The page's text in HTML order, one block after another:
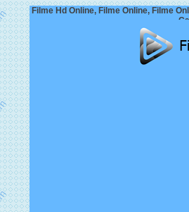
Filme Hd Online, Filme Online, Filme
–